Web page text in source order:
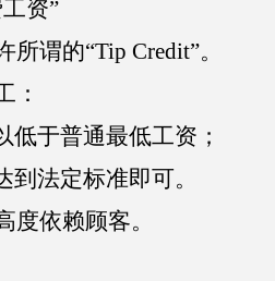
资”
谓的“Tip Credit”。
：
低于普通最低工资；
到法定标准即可。
度依赖顾客。